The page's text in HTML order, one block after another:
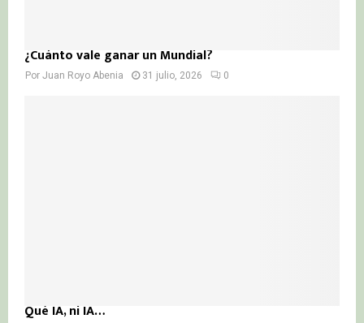
¿Cuánto vale ganar un Mundial?
Por Juan Royo Abenia 31 julio, 2026 0
Qué IA, ni IA…